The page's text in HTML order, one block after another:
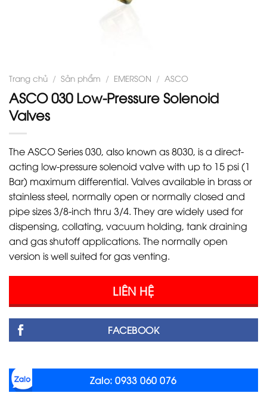
Trang chủ / Sản phẩm / EMERSON / ASCO
ASCO 030 Low-Pressure Solenoid
Valves
The ASCO Series 030, also known as 8030, is a direct-
acting low-pressure solenoid valve with up to 15 psi (1
Bar) maximum differential. Valves available in brass or
stainless steel, normally open or normally closed and
pipe sizes 3/8-inch thru 3/4. They are widely used for
dispensing, collating, vacuum holding, tank draining
and gas shutoff applications. The normally open
version is well suited for gas venting.
LIÊN HỆ
FACEBOOK
Zalo: 0933 060 076